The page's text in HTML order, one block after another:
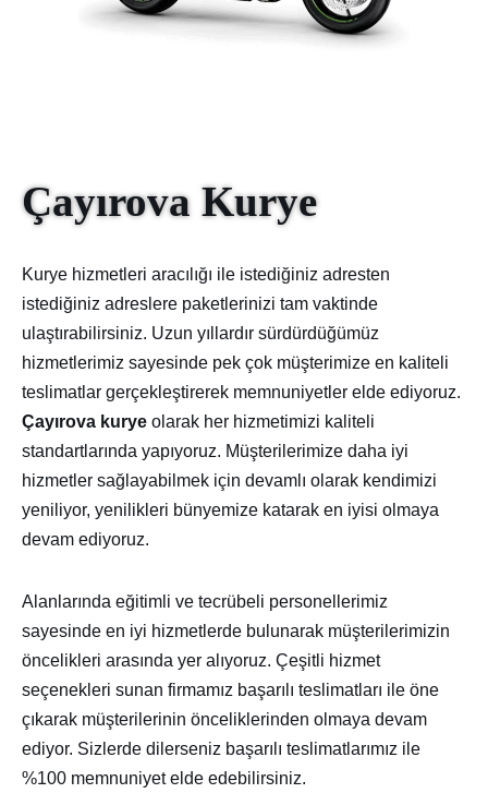
Çayırova Kurye
Kurye hizmetleri aracılığı ile istediğiniz adresten
istediğiniz adreslere paketlerinizi tam vaktinde
ulaştırabilirsiniz. Uzun yıllardır sürdürdüğümüz
hizmetlerimiz sayesinde pek çok müşterimize en kaliteli
teslimatlar gerçekleştirerek memnuniyetler elde ediyoruz.
Çayırova kurye olarak her hizmetimizi kaliteli
standartlarında yapıyoruz. Müşterilerimize daha iyi
hizmetler sağlayabilmek için devamlı olarak kendimizi
yeniliyor, yenilikleri bünyemize katarak en iyisi olmaya
devam ediyoruz.
Alanlarında eğitimli ve tecrübeli personellerimiz
sayesinde en iyi hizmetlerde bulunarak müşterilerimizin
öncelikleri arasında yer alıyoruz. Çeşitli hizmet
seçenekleri sunan firmamız başarılı teslimatları ile öne
çıkarak müşterilerinin önceliklerinden olmaya devam
ediyor. Sizlerde dilerseniz başarılı teslimatlarımız ile
%100 memnuniyet elde edebilirsiniz.